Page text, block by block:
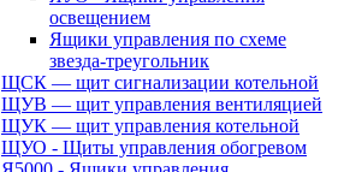
освещением
Ящики управления по схеме
звезда-треугольник
ЩСК — щит сигнализации котельной
ЩУВ — щит управления вентиляцией
ЩУК — щит управления котельной
ЩУО - Щиты управления обогревом